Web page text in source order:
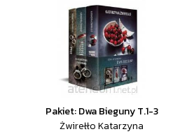
Pakiet: Dwa Bieguny T.1-3
Żwirełło Katarzyna